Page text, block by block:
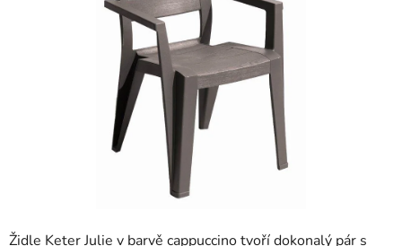
Židle Keter Julie v barvě cappuccino tvoří dokonalý pár s